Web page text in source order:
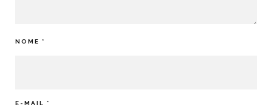
NOME *
E-MAIL *